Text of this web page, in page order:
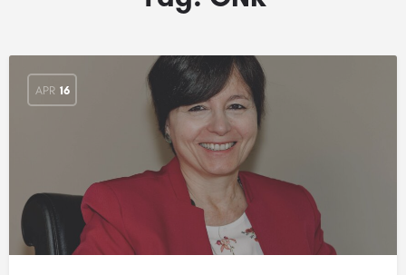
APR 16